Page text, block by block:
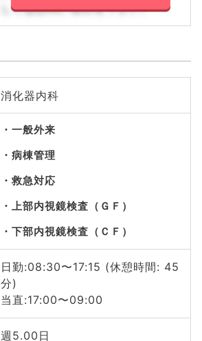
しくはお問い合わせ下さい。
消化器内科
一般外来
病棟管理
救急対応
上部内視鏡検査（ＧＦ）
下部内視鏡検査（ＣＦ）
日勤:08:30〜17:15 (休憩時間: 45
分)
当直:17:00〜09:00
週5.00日